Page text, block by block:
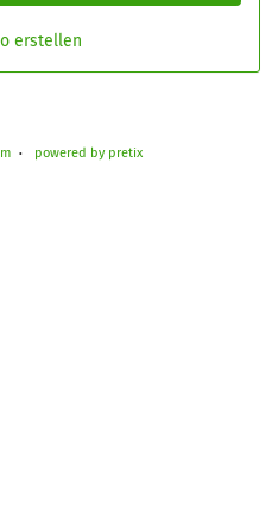
erstellen
powered by pretix